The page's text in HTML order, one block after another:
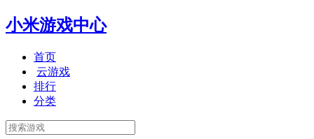
小米游戏中心
首页
云游戏
排行
分类